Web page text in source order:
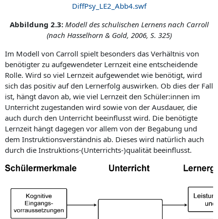
DiffPsy_LE2_Abb4.swf
Abbildung 2.3: Modell des schulischen Lernens nach Carroll
(nach Hasselhorn & Gold, 2006, S. 325)
Im Modell von Carroll spielt besonders das Verhältnis von
benötigter zu auf­gewen­de­ter Lernzeit eine entscheidende
Rolle. Wird so viel Lernzeit aufgewendet wie be­nötigt, wird
sich das positiv auf den Lernerfolg auswirken. Ob dies der Fall
ist, hängt davon ab, wie viel Lernzeit den Schüler:innen im
Unterricht zugestanden wird sowie von der Ausdauer, die
auch durch den Unterricht beeinflusst wird. Die benötigte
Lernzeit hängt dagegen vor allem von der Begabung und
dem Instruk­tions­verständnis ab. Dieses wird natürlich auch
durch die Instruktions-(Unterrichts-)qualität beeinflusst.